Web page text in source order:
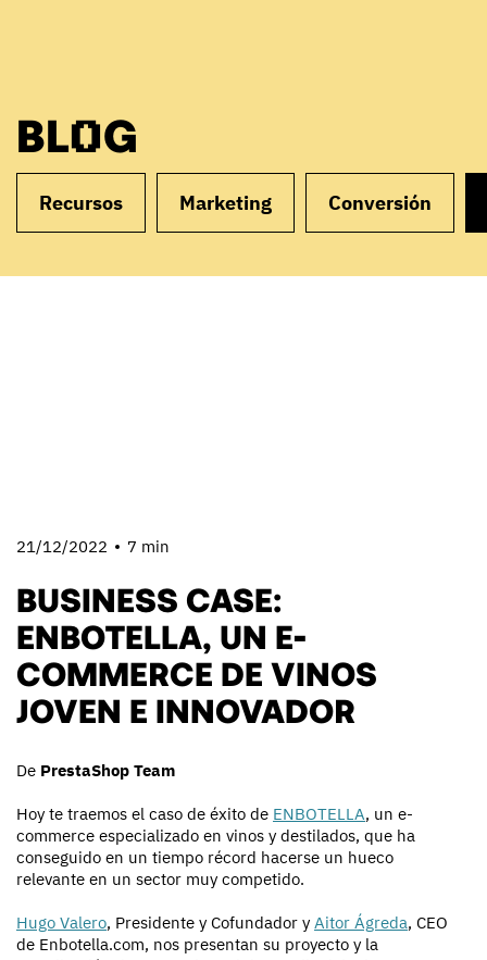
BLOG
Recursos Marketing Conversión
21/12/2022 7 min
BUSINESS CASE:
ENBOTELLA, UN E-
COMMERCE DE VINOS
JOVEN E INNOVADOR
De PrestaShop Team
Hoy te traemos el caso de éxito de ENBOTELLA, un e-
commerce especializado en vinos y destilados, que ha
conseguido en un tiempo récord hacerse un hueco
relevante en un sector muy competido.
Hugo Valero, Presidente y Cofundador y Aitor Ágreda, CEO
de Enbotella.com, nos presentan su proyecto y la